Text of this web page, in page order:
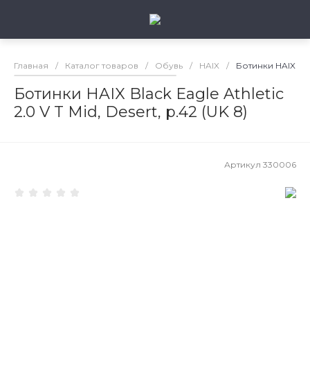
Главная / Каталог товаров / Обувь / HAIX / Ботинки HAIX
Ботинки HAIX Black Eagle Athletic
2.0 V T Mid, Desert, р.42 (UK 8)
Артикул 330006